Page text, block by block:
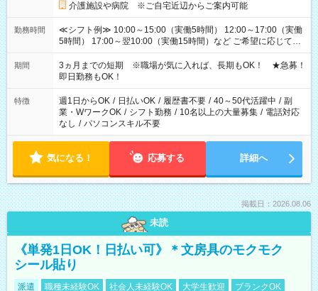
介護施設や病院 ※ご自宅近辺からご案内可能
勤務時間
≪シフト例≫ 10:00～15:00（実働5時間） 12:00～17:00（実働
5時間） 17:00～翌10:00（実働15時間）など ご希望に応じて、
働く時間は調整できます！ お気軽に担当へ相談ください！
期間
3ヵ月までの短期 ※職場が気に入れば、長期もOK！ ★急募！
即日勤務もOK！
特徴 週1日からOK / 日払いOK / 履歴書不要 / 40～50代活躍中 / 副
業・WワークOK / シフト勤務 / 10名以上の大量募集 / 電話対応
なし / パソコンスキル不要
気になる！ 応募する 詳細へ
掲載日：2026.08.06
未読
《単発1日OK！日払い可》＊文房具のモクモク
シール貼り
派遣 職種未経験OK 社会人未経験OK 大学生歓迎
ブランクOK